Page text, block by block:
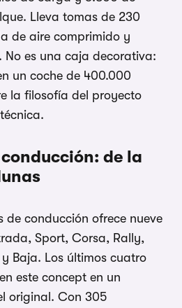
Lleva tomas de 230
de aire comprimido y
No es una caja decorativa:
un coche de 400.000
la filosofía del proyecto
de la
de conducción ofrece nueve
Sport, Corsa, Rally,
Baja. Los últimos cuatro
este concept en un
original. Con 305